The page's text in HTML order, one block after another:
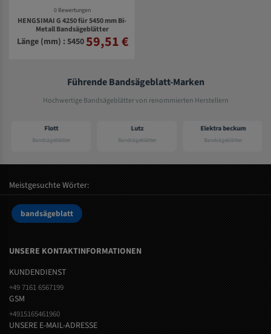
0 Bewertungen
HENGSIMAI G 4250 für 5450 mm Bi-
Metall Bandsägeblätter
Länge (mm) : 545059,51 €
Führende Bandsägeblatt-Marken
Hochwertige Bandsägeblätter von renommierten Herstellern
Flott
Bandsägeblätter
Lutz
Bandsägeblätter
Elektra beckum
Bandsägeblätter
Meistgesuchte Wörter:
bandsägeblatt
UNSERE KONTAKTINFORMATIONEN
KUNDENDIENST
+49 7161 6567199
GSM
+4915165461960
UNSERE E-MAIL-ADRESSE